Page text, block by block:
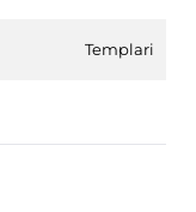
Templari